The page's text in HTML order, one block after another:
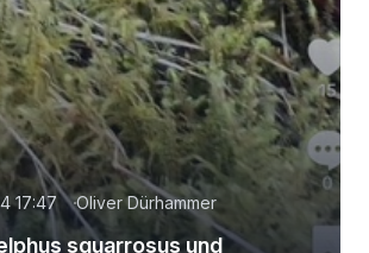
17:47 Oliver Dürhammer
squarrosus und